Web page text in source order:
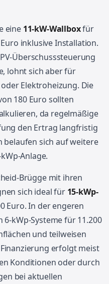
eine 11-kW-Wallboxfür
inklusive Installation.
Überschusssteuerung
lohnt sich aber für
Elektroheizung. Die
180 Euro sollten
da regelmäßige
den Ertrag langfristig
belaufen sich auf weitere
Anlage.
Brügge mit ihren
sich ideal für 15-kWp-
Euro. In der engeren
kWp-Systeme für 11.200
und teilweisen
erfolgt meist
Konditionen oder durch
bei aktuellen